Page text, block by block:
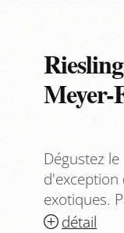
Meyer-
Dégustez
d'exception
exotiques.
détail